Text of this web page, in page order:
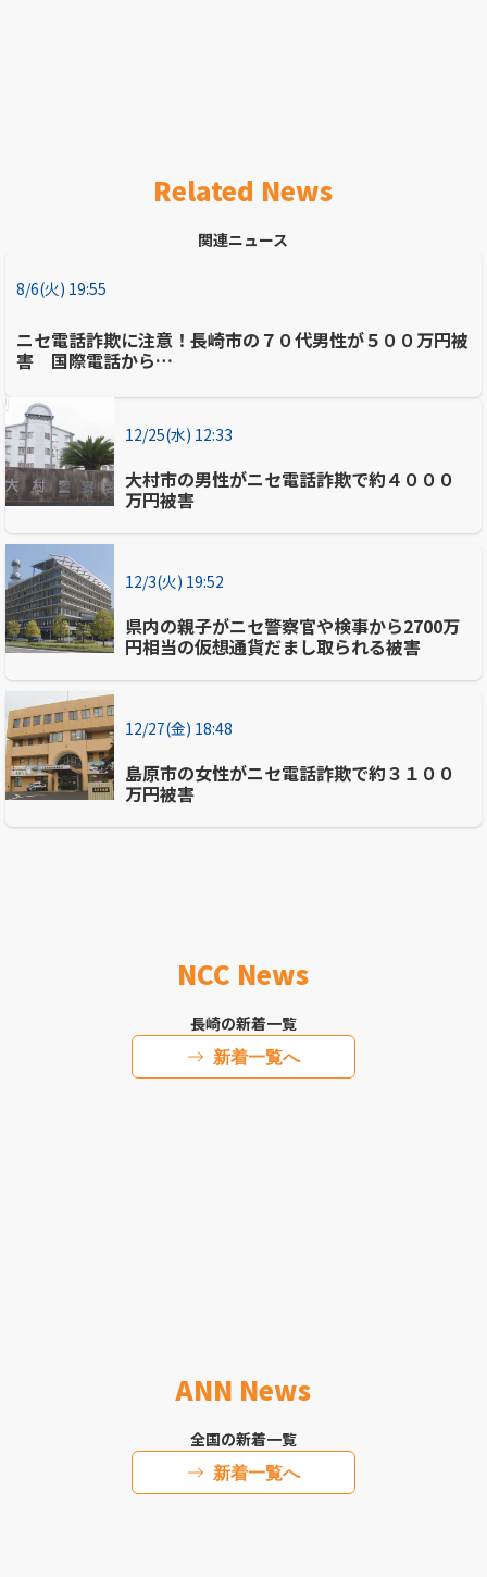
Related News
関連ニュース
8/6(火) 19:55
ニセ電話詐欺に注意！長崎市の７０代男性が５００万円被
害 国際電話から…
12/25(水) 12:33
大村市の男性がニセ電話詐欺で約４０００
万円被害
12/3(火) 19:52
県内の親子がニセ警察官や検事から2700万
円相当の仮想通貨だまし取られる被害
12/27(金) 18:48
島原市の女性がニセ電話詐欺で約３１００
万円被害
NCC News
長崎の新着一覧
新着一覧へ
ANN News
全国の新着一覧
新着一覧へ